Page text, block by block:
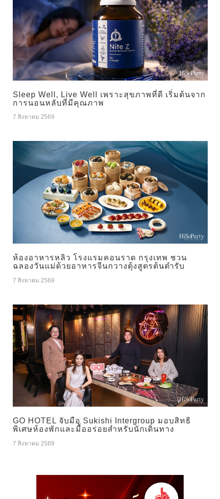
Sleep Well, Live Well เพราะสุขภาพที่ดี เริ่มต้นจาก
การนอนหลับที่มีคุณภาพ
7 สิงหาคม 2569
ห้องอาหารหลิว โรงแรมคอนราด กรุงเทพ ชวน
ฉลองวันแม่ด้วยอาหารจีนกวางตุ้งสูตรต้นตำรับ
7 สิงหาคม 2569
GO HOTEL จับมือ Sukishi Intergroup มอบสิทธิ
พิเศษห้องพักและมื้ออร่อยสำหรับนักเดินทาง
7 สิงหาคม 2569